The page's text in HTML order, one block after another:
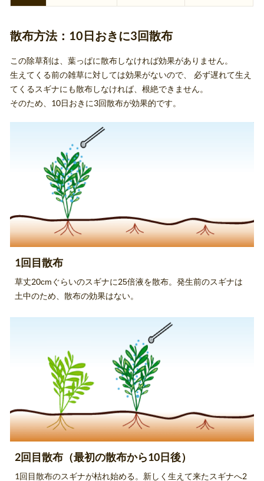
散布方法：10日おきに3回散布
この除草剤は、葉っぱに散布しなければ効果がありません。
生えてくる前の雑草に対しては効果がないので、 必ず遅れて生え
てくるスギナにも散布しなければ、根絶できません。
そのため、10日おきに3回散布が効果的です。
1回目散布
草丈20cmぐらいのスギナに25倍液を散布。発生前のスギナは
土中のため、散布の効果はない。
2回目散布（最初の散布から10日後）
1回目散布のスギナが枯れ始める。新しく生えて来たスギナへ2